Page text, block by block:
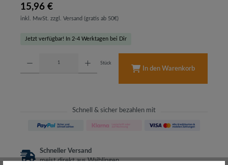
15,96 €
inkl. MwSt. zzgl. Versand (gratis ab 50€)
Jetzt verfügbar! In 2-4 Werktagen bei Dir
Stück
In den Warenkorb
Schnell & sicher bezahlen mit
Schneller Versand
meist direkt aus Waiblingen